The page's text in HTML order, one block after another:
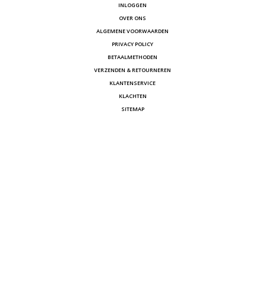
INLOGGEN
OVER ONS
ALGEMENE VOORWAARDEN
PRIVACY POLICY
BETAALMETHODEN
VERZENDEN & RETOURNEREN
KLANTENSERVICE
KLACHTEN
SITEMAP